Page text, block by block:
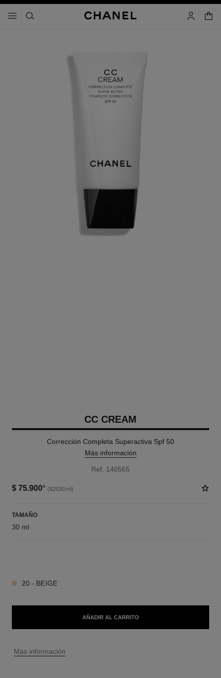
- navegación principal
buscar cuenta
CC CREAM
Corrección Completa Superactiva Spf 50
Más información
Ref. 140565
$ 75.900* ($2530/ml)
TAMAÑO
30 ml
20 - BEIGE
AÑADIR AL CARRITO
↩
Más información